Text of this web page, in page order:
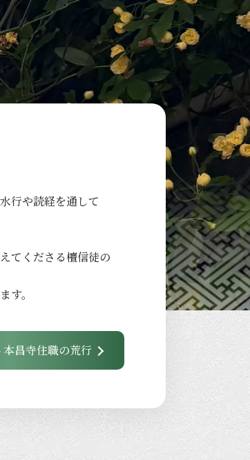
水行や読経を通して
てくださる檀信徒の
す。
昌寺住職の荒行